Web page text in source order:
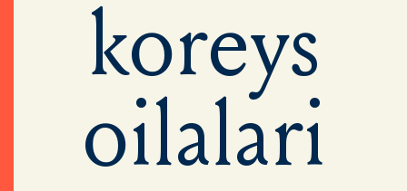
koreys
oilalari